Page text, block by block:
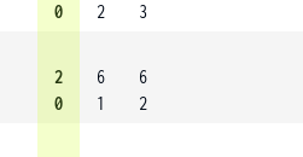
0
2
3
2
0
6
1
6
2